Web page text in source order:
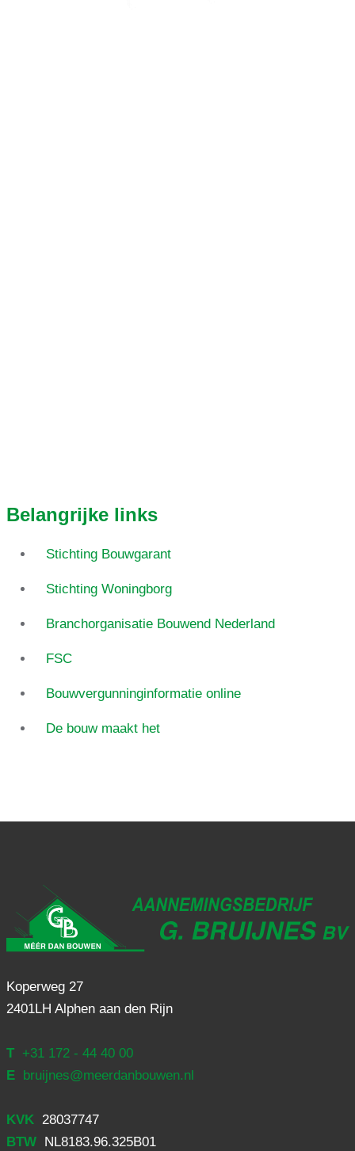
Belangrijke links
Stichting Bouwgarant
Stichting Woningborg
Branchorganisatie Bouwend Nederland
FSC
Bouwvergunninginformatie online
De bouw maakt het
Koperweg 27
2401LH Alphen aan den Rijn
T
+31 172 - 44 40 00
E
bruijnes@meerdanbouwen.nl
KVK
28037747
BTW
NL8183.96.325B01